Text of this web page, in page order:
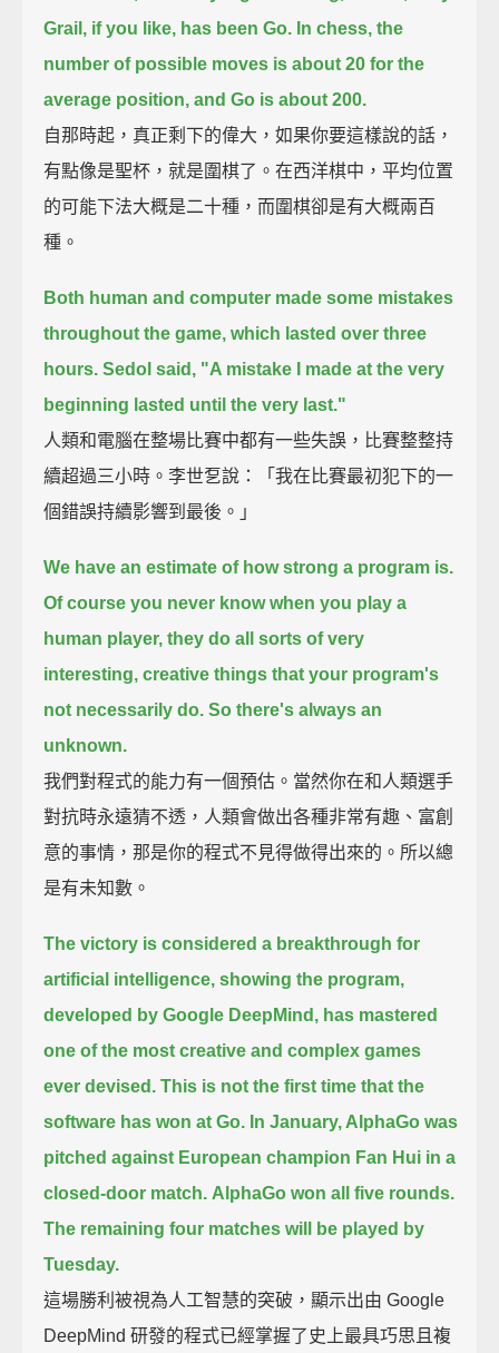
Grail, if you like, has been Go. In chess, the
number of possible moves is about 20 for the
average position, and Go is about 200.
自那時起，真正剩下的偉大，如果你要這樣說的話，
有點像是聖杯，就是圍棋了。在西洋棋中，平均位置
的可能下法大概是二十種，而圍棋卻是有大概兩百
種。
Both human and computer made some mistakes
throughout the game, which lasted over three
hours. Sedol said, "A mistake I made at the very
beginning lasted until the very last."
人類和電腦在整場比賽中都有一些失誤，比賽整整持
續超過三小時。李世乭說：「我在比賽最初犯下的一
個錯誤持續影響到最後。」
We have an estimate of how strong a program is.
Of course you never know when you play a
human player, they do all sorts of very
interesting, creative things that your program's
not necessarily do. So there's always an
unknown.
我們對程式的能力有一個預估。當然你在和人類選手
對抗時永遠猜不透，人類會做出各種非常有趣、富創
意的事情，那是你的程式不見得做得出來的。所以總
是有未知數。
The victory is considered a breakthrough for
artificial intelligence, showing the program,
developed by Google DeepMind, has mastered
one of the most creative and complex games
ever devised. This is not the first time that the
software has won at Go. In January, AlphaGo was
pitched against European champion Fan Hui in a
closed-door match. AlphaGo won all five rounds.
The remaining four matches will be played by
Tuesday.
這場勝利被視為人工智慧的突破，顯示出由 Google
DeepMind 研發的程式已經掌握了史上最具巧思且複